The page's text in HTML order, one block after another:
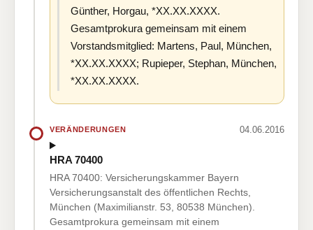
Günther, Horgau, *XX.XX.XXXX.
Gesamtprokura gemeinsam mit einem
Vorstandsmitglied: Martens, Paul, München,
*XX.XX.XXXX; Rupieper, Stephan, München,
*XX.XX.XXXX.
VERÄNDERUNGEN 04.06.2016
HRA 70400
HRA 70400: Versicherungskammer Bayern
Versicherungsanstalt des öffentlichen Rechts,
München (Maximilianstr. 53, 80538 München).
Gesamtprokura gemeinsam mit einem